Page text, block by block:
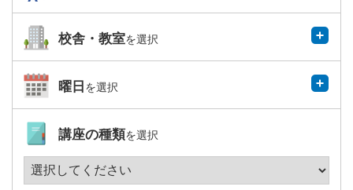
校舎・教室を選択
曜日 を選択
講座の種類を選択